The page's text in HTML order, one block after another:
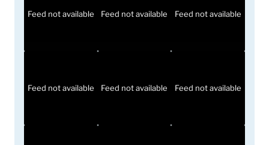
Feed not available Feed not available Feed not available
Feed not available Feed not available Feed not available